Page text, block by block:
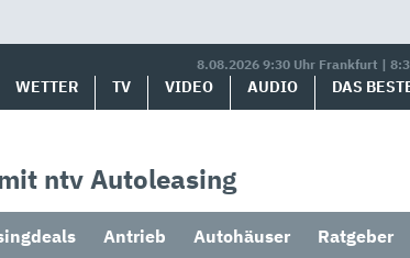
8.08.2026 9:30 Uhr Frankfurt |
WETTER TV VIDEO AUDIO DAS
ntv Autoleasing
Antrieb Autohäuser Ratgeber